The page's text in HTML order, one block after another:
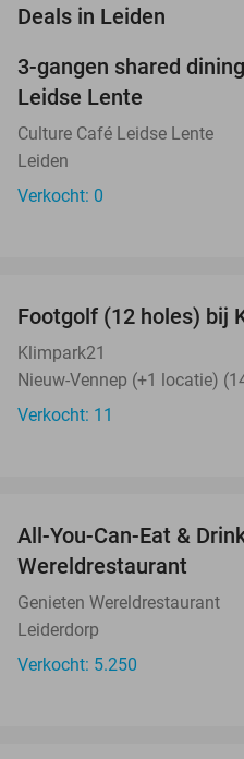
Deals in Leiden
NEW
TODAY
3-gangen shared
Leidse Lente
Culture Café Leidse Lente
Leiden
Verkocht: 0
NEW
TODAY
Footgolf (12 holes) bij
Klimpark21
Nieuw-Vennep (+1 locatie)
Verkocht: 11
All-You-Can-Eat &
Wereldrestaurant
Genieten Wereldrestaurant
Leiderdorp
Verkocht: 5.250